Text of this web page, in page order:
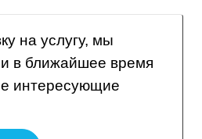
на услугу, мы
в ближайшее время
интересующие